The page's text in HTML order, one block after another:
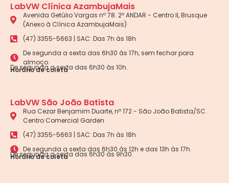
LabVW Clínica AzambujaMais
Avenida Getúlio Vargas nº 78. 2º ANDAR - Centro II, Brusque
(Anexo à Clínica AzambujaMais)
(47) 3355-5663 | SAC: Das 7h às 18h
De segunda a sexta das 6h30 às 17h, sem fechar para
almoço.
Horário de coleta
De segunda a sexta das 6h30 às 10h.
LabVW São João Batista
Rua Cezar Benjamim Duarte, nº 172 - São João Batista/SC.
Centro Comercial Garden
(47) 3355-5663 | SAC: Das 7h às 18h
De segunda a sexta das 6h30 às 12h e das 13h às 17h.
Horário de coleta
De segunda a sexta das 6h30 às 9h30.